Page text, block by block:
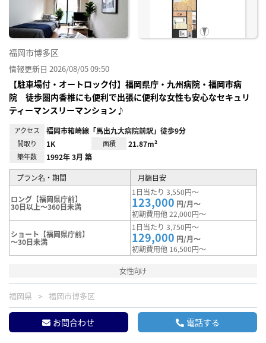
福岡市博多区
情報更新日 2026/08/05 09:50
【駐車場付・オートロック付】福岡県庁・九州病院・福岡市病
院 徒歩圏内香椎にも便利で出張に便利な女性も安心なセキュリ
ティーマンスリーマンション♪
アクセス 福岡市箱崎線「馬出九大病院前駅」徒歩9分
間取り 1K 面積 21.87m²
築年数 1992年 3月 築
プラン名・期間 月額目安
ロング【福岡県庁前】
30日以上～360日未満
1日当たり 3,550円～
123,000 円/月～
初期費用他 22,000円～
ショート【福岡県庁前】
～30日未満
1日当たり 3,750円～
129,000 円/月～
初期費用他 16,500円～
女性向け
福岡県 福岡市博多区
お問合わせ 電話する